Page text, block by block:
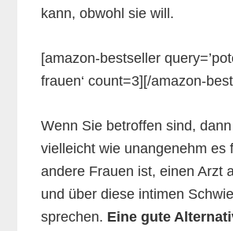
kann, obwohl sie will.
[amazon-bestseller
frauen‘ count=3][/amazon-
Wenn Sie betroffen sind,
vielleicht wie unangenehm es
andere Frauen ist, einen Arzt
und über diese intimen
sprechen. Eine gute